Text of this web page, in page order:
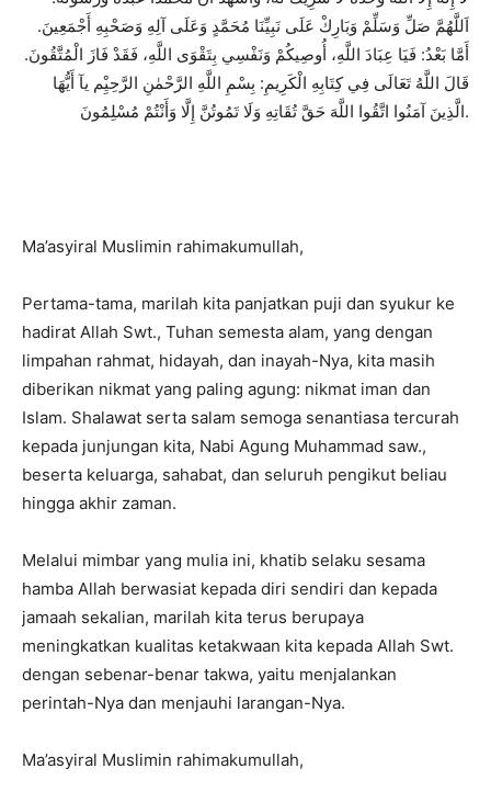
اَللَّهُمَّ صَلِّ وَسَلِّمْ وَبَارِكْ عَلَى نَبِيِّنَا مُحَمَّدٍ وَعَلَى آلِهِ وَصَحْبِهِ أَجْمَعِينَ.
أَمَّا بَعْدُ: فَيَا عِبَادَ اللَّهِ، أُوصِيكُمْ وَنَفْسِي بِتَقْوَى اللَّهِ، فَقَدْ فَازَ الْمُتَّقُونَ.
قَالَ اللَّهُ تَعَالَى فِي كِتَابِهِ الْكَرِيمِ: بِسْمِ اللَّهِ الرَّحْمٰنِ الرَّحِيِْم يآ أَيُّهَا
الَّذِينَ آمَنُوا اتَّقُوا اللَّهَ حَقَّ تُقَاتِهِ وَلَا تَمُوتُنَّ إِلَّا وَأَنْتُمْ مُسْلِمُونَ.
Ma’asyiral Muslimin rahimakumullah,
Pertama-tama, marilah kita panjatkan puji dan syukur ke
hadirat Allah Swt., Tuhan semesta alam, yang dengan
limpahan rahmat, hidayah, dan inayah-Nya, kita masih
diberikan nikmat yang paling agung: nikmat iman dan
Islam. Shalawat serta salam semoga senantiasa tercurah
kepada junjungan kita, Nabi Agung Muhammad saw.,
beserta keluarga, sahabat, dan seluruh pengikut beliau
hingga akhir zaman.
Melalui mimbar yang mulia ini, khatib selaku sesama
hamba Allah berwasiat kepada diri sendiri dan kepada
jamaah sekalian, marilah kita terus berupaya
meningkatkan kualitas ketakwaan kita kepada Allah Swt.
dengan sebenar-benar takwa, yaitu menjalankan
perintah-Nya dan menjauhi larangan-Nya.
Ma’asyiral Muslimin rahimakumullah,